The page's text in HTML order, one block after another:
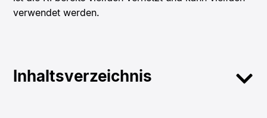
verwendet werden.
Inhaltsverzeichnis